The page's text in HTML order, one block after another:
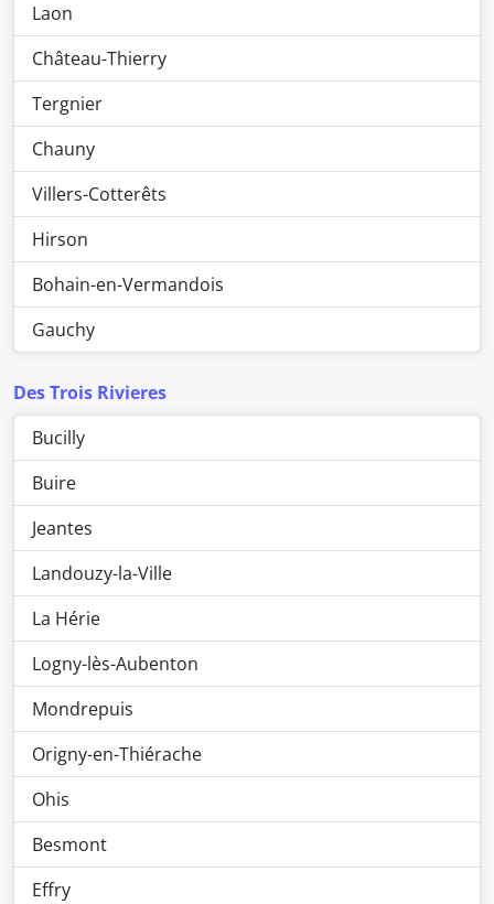
Laon
Château-Thierry
Tergnier
Chauny
Villers-Cotterêts
Hirson
Bohain-en-Vermandois
Gauchy
Des Trois Rivieres
Bucilly
Buire
Jeantes
Landouzy-la-Ville
La Hérie
Logny-lès-Aubenton
Mondrepuis
Origny-en-Thiérache
Ohis
Besmont
Effry